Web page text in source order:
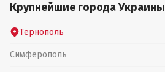
Крупнейшие города Украины
Тернополь
Симферополь